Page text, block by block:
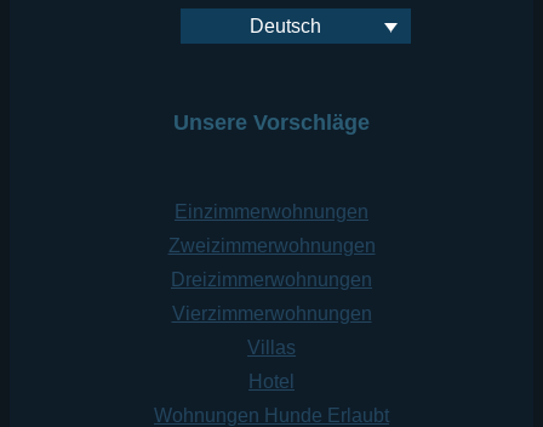
Deutsch
Unsere Vorschläge
Einzimmerwohnungen
Zweizimmerwohnungen
Dreizimmerwohnungen
Vierzimmerwohnungen
Villas
Hotel
Wohnungen Hunde Erlaubt